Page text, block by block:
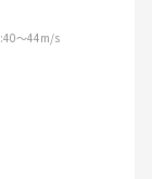
:40～44m/s